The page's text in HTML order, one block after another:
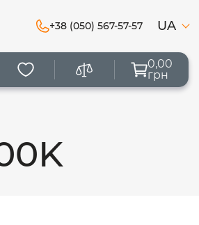
+38 (050) 567-57-57 UA
0,00
грн